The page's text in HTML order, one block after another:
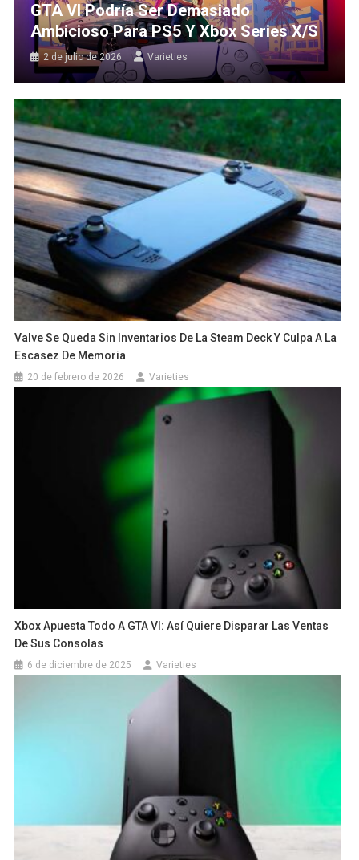
GTA VI Podría Ser Demasiado
Ambicioso Para PS5 Y Xbox Series X/S
2 de julio de 2026 Varieties
Valve Se Queda Sin Inventarios De La Steam Deck Y Culpa A La
Escasez De Memoria
20 de febrero de 2026 Varieties
Xbox Apuesta Todo A GTA VI: Así Quiere Disparar Las Ventas
De Sus Consolas
6 de diciembre de 2025 Varieties